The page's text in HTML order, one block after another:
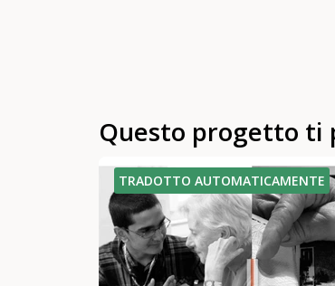
Questo progetto ti
TRADOTTO AUTOMATICAMENTE